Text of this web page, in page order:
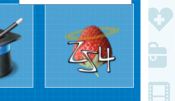
музыки.
полезна
желающим
знания.
и приступить к её уверенному
Закрепляйте
на практике и
навыки разработки
развлечений.